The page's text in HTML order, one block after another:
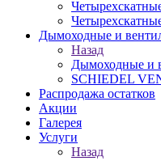
Дымоходные и
Назад
Дымоходные и
SCHIEDEL
Распродажа остатков
Акции
Галерея
Услуги
Назад